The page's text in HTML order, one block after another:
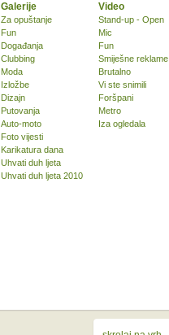
Galerije
Za opuštanje
Fun
Događanja
Clubbing
Moda
Izložbe
Dizajn
Putovanja
Auto-moto
Foto vijesti
Karikatura dana
Uhvati duh ljeta
Uhvati duh ljeta 2010
Video
Stand-up - Open
Mic
Fun
Smiješne reklame
Brutalno
Vi ste snimili
Foršpani
Metro
Iza ogledala